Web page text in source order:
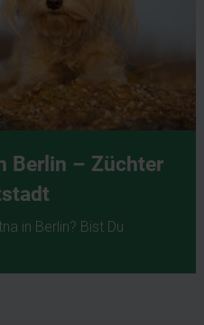
Berlin – Züchter
in Berlin? Bist Du